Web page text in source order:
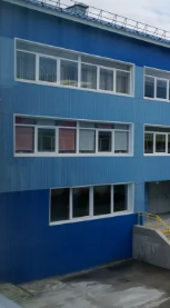
Сале
район
район
район